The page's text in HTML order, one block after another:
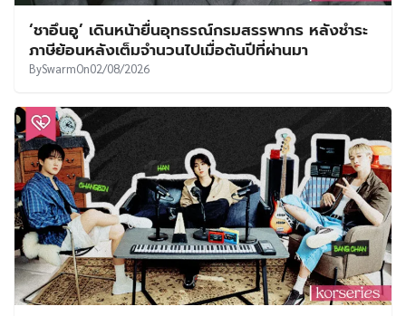
‘ชาอึนอู’ เดินหน้ายื่นอุทธรณ์กรมสรรพากร หลังชำระ
ภาษีย้อนหลังเต็มจำนวนไปเมื่อต้นปีที่ผ่านมา
BySwarmOn02/08/2026